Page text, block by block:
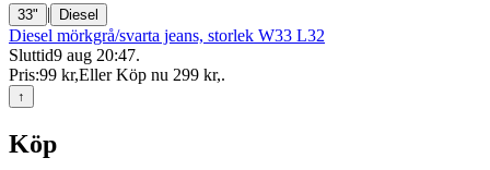
33" | Diesel
Diesel mörkgrå/svarta jeans, storlek W33 L32
Sluttid9 aug 20:47.
Pris:99 kr,Eller Köp nu 299 kr,.
↑
Köp